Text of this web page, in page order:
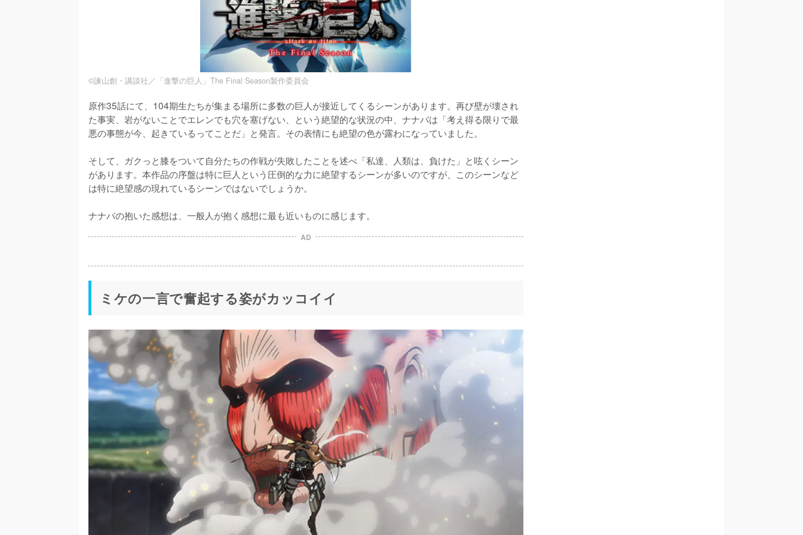
©諫山創・講談社／「進撃の巨人」The Final Season製作委員会
原作35話にて、104期生たちが集まる場所に多数の巨人が接近してくるシーンがあります。再び壁が壊され
た事実、岩がないことでエレンでも穴を塞げない、という絶望的な状況の中、ナナバは「考え得る限りで最
悪の事態が今、起きているってことだ」と発言。その表情にも絶望の色が露わになっていました。
そして、ガクっと膝をついて自分たちの作戦が失敗したことを述べ「私達、人類は、負けた」と呟くシーン
があります。本作品の序盤は特に巨人という圧倒的な力に絶望するシーンが多いのですが、このシーンなど
は特に絶望感の現れているシーンではないでしょうか。
ナナバの抱いた感想は、一般人が抱く感想に最も近いものに感じます。
AD
ミケの一言で奮起する姿がカッコイイ